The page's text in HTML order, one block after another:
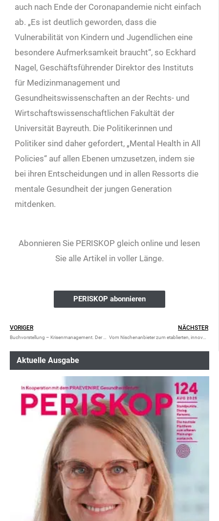
auch nach Ende der Coronapandemie nicht einfach
ab. „Es ist deutlich geworden, dass die
Vulnerabilität von Kindern und Jugendlichen eine
besondere Aufmerksamkeit braucht“, so Eckhard
Nagel, Geschäftsführender Direktor des Instituts
für Medizinmanagement und
Gesundheitswissenschaften an der Rechts- und
Wirtschaftswissenschaftlichen Fakultät der
Universität Bayreuth. Die Politikerinnen und
Politiker sind daher gefordert, „Mental Health in All
Policies“ auf allen Ebenen umzusetzen, indem sie
bei ihren Entscheidungen und in allen Ressorts die
mentale Gesundheit der jungen Generation
mitdenken.
Abonnieren Sie PERISKOP gleich online und lesen
Sie alle Artikel in voller Länge.
PERISKOP abonnieren
VORIGER NÄCHSTER
Aktuelle Ausgabe